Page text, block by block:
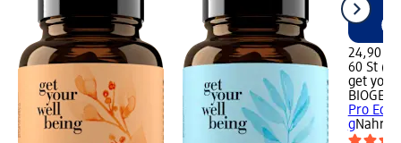
24,90 €
60 St
get your
BIOGENA
Pro
g